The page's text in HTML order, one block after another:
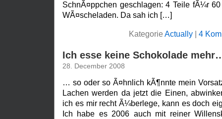
SchnÃ¤ppchen geschlagen: 4 Teile fÃ¼r
WÃ¤scheladen. Da sah ich […]
Kategorie Actually 4
Ich esse keine Schokolade
28. December 2008
… so oder so Ã¤hnlich kÃ¶nnte mein
Lachen werden da jetzt die Einen,
ich es mir recht Ã¼berlege, kann es doch
Ich habe es 2006 auch mit reiner